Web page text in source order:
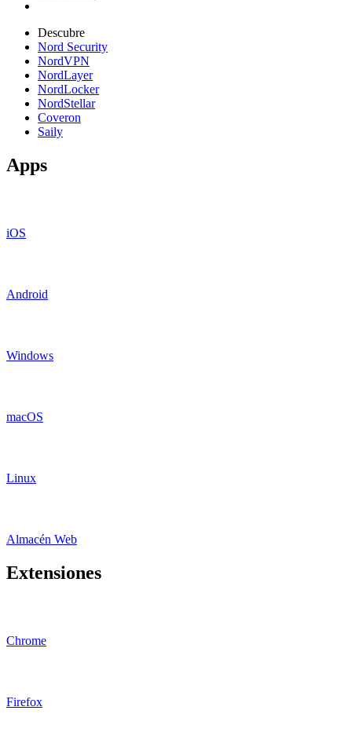
Descubre
Nord Security
NordVPN
NordLayer
NordLocker
NordStellar
Coveron
Saily
Apps
iOS
Android
Windows
macOS
Linux
Almacén Web
Extensiones
Chrome
Firefox